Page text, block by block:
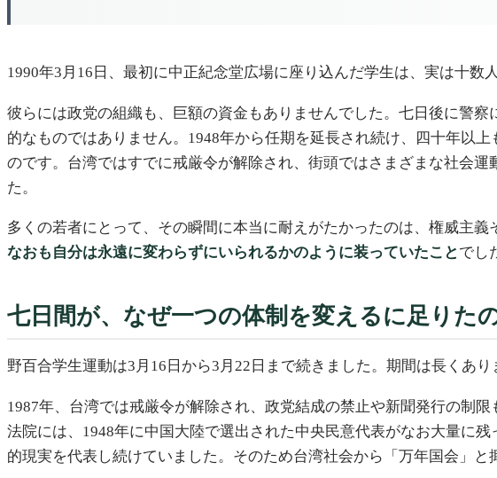
1990年3月16日、最初に中正紀念堂広場に座り込んだ学生は、実は十数
彼らには政党の組織も、巨額の資金もありませんでした。七日後に警
的なものではありません。1948年から任期を延長され続け、四十年以
のです。台湾ではすでに戒厳令が解除され、街頭ではさまざまな社会
た。
多くの若者にとって、その瞬間に本当に耐えがたかったのは、権威主義
なおも自分は永遠に変わらずにいられるかのように装っていたことでし
七日間が、なぜ一つの体制を変えるに足りた
野百合学生運動は3月16日から3月22日まで続きました。期間は長くあ
1987年、台湾では戒厳令が解除され、政党結成の禁止や新聞発行の制
法院には、1948年に中国大陸で選出された中央民意代表がなお大量に
的現実を代表し続けていました。そのため台湾社会から「万年国会」と